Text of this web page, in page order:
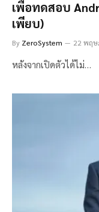
เพื่อทดสอบ
เพียบ)
By ZeroSystem 22 พฤ
หลังจากเปิดตัวได้ไม่…